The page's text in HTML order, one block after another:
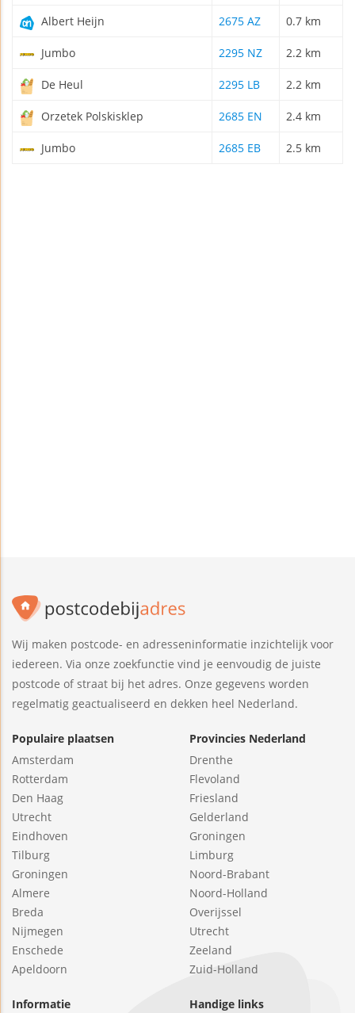
Albert Heijn 2675 AZ 0.7 km
Jumbo 2295 NZ 2.2 km
De Heul 2295 LB 2.2 km
Orzetek Polskisklep 2685 EN 2.4 km
Jumbo 2685 EB 2.5 km
Wij maken postcode- en adresseninformatie inzichtelijk voor
iedereen. Via onze zoekfunctie vind je eenvoudig de juiste
postcode of straat bij het adres. Onze gegevens worden
regelmatig geactualiseerd en dekken heel Nederland.
Populaire plaatsen
Amsterdam
Rotterdam
Den Haag
Utrecht
Eindhoven
Tilburg
Groningen
Almere
Breda
Nijmegen
Enschede
Apeldoorn
Provincies Nederland
Drenthe
Flevoland
Friesland
Gelderland
Groningen
Limburg
Noord-Brabant
Noord-Holland
Overijssel
Utrecht
Zeeland
Zuid-Holland
Informatie Handige links